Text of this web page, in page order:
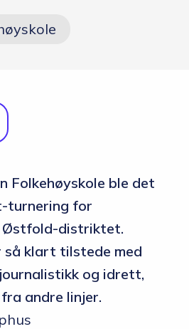
Folkehøyskole ble det
turnering for
Østfold-distriktet.
så klart tilstede med
og idrett,
andre linjer.